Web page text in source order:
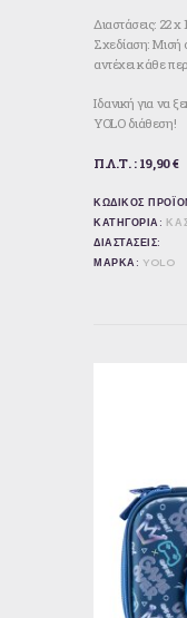
Διαστάσεις: 22 x
Σχεδίαση: Μισή
αντέχει κάθε
Ιδανική για να
YOLO διάθεση!
Π.Λ.Τ. : 19,90 €
ΚΩΔΙΚΟΣ
ΚΑΤΗΓΟΡΙΑ:
ΔΙΑΣΤΑΣΕΙΣ:
ΜΑΡΚΑ: YOLO